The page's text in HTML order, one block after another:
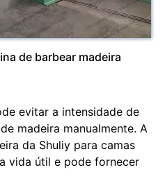
de barbear madeira
evitar a intensidade de
madeira manualmente. A
da Shuliy para camas
vida útil e pode fornecer